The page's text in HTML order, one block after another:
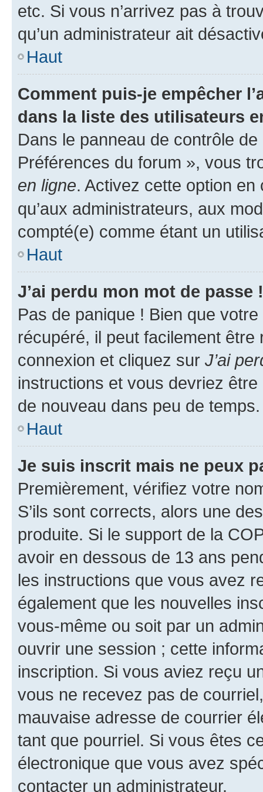
etc. Si vous n’arrivez pas à
qu’un administrateur ait
Haut
Comment puis-je empêcher
dans la liste des utilisateurs
Dans le panneau de contrôle
Préférences du forum », vous
en ligne. Activez cette option
qu’aux administrateurs, aux
compté(e) comme étant un
Haut
J’ai perdu mon mot de passe !
Pas de panique ! Bien que
récupéré, il peut facilement
connexion et cliquez sur J’ai
instructions et vous devriez
de nouveau dans peu de temps.
Haut
Je suis inscrit mais ne peux
Premièrement, vérifiez votre
S’ils sont corrects, alors une
produite. Si le support de la
avoir en dessous de 13 ans
les instructions que vous avez
également que les nouvelles
vous-même ou soit par un
ouvrir une session ; cette
inscription. Si vous aviez reçu
vous ne recevez pas de
mauvaise adresse de courrier
tant que pourriel. Si vous êtes
électronique que vous avez
contacter un administrateur.